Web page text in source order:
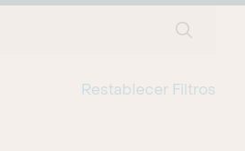
SUBMIT
Restablecer Filtros